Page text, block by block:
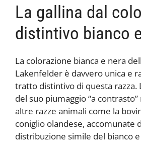
La gallina dal
distintivo bianco
La colorazione bianca e nera
Lakenfelder è davvero unica e
tratto distintivo di questa razza.
del suo piumaggio “a
altre razze animali come la
coniglio olandese, accomunate
distribuzione simile del bianco